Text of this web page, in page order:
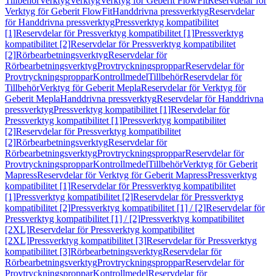
Verktyg för Geberit FlowFitHanddrivna pressverktygReservdelar
för Handdrivna pressverktygPressverktyg kompatibilitet
[1]Reservdelar för Pressverktyg kompatibilitet [1]Pressverktyg
kompatibilitet [2]Reservdelar för Pressverktyg kompatibilitet
[2]RörbearbetningsverktygReservdelar för
RörbearbetningsverktygProvtryckningspropparReservdelar för
ProvtryckningspropparKontrollmedelTillbehörReservdelar för
TillbehörVerktyg för Geberit MeplaReservdelar för Verktyg för
Geberit MeplaHanddrivna pressverktygReservdelar för Handdrivna
pressverktygPressverktyg kompatibilitet [1]Reservdelar för
Pressverktyg kompatibilitet [1]Pressverktyg kompatibilitet
[2]Reservdelar för Pressverktyg kompatibilitet
[2]RörbearbetningsverktygReservdelar för
RörbearbetningsverktygProvtryckningspropparReservdelar för
ProvtryckningspropparKontrollmedelTillbehörVerktyg för Geberit
MapressReservdelar för Verktyg för Geberit MapressPressverktyg
kompatibilitet [1]Reservdelar för Pressverktyg kompatibilitet
[1]Pressverktyg kompatibilitet [2]Reservdelar för Pressverktyg
kompatibilitet [2]Pressverktyg kompatibilitet [1] / [2]Reservdelar för
Pressverktyg kompatibilitet [1] / [2]Pressverktyg kompatibilitet
[2XL]Reservdelar för Pressverktyg kompatibilitet
[2XL]Pressverktyg kompatibilitet [3]Reservdelar för Pressverktyg
kompatibilitet [3]RörbearbetningsverktygReservdelar för
RörbearbetningsverktygProvtryckningspropparReservdelar för
ProvtryckningspropparKontrollmedelReservdelar för